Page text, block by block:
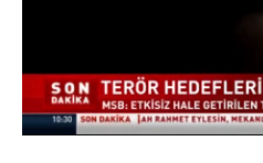
Sesi
Aç
Yüklendi:
53.48%